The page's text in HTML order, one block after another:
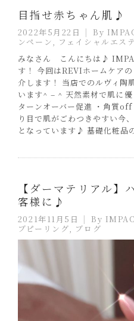
目指せ赤ちゃん肌♪
2022年5月22日 By
ンペーン, フェイシャルエステ
みなさん こんにちは♪
す！ 今回はREVIホームケア
介します！ 当店でのルヴィ陶
います^ – ^ 天然素材で肌に優
ターンオーバー促進 ・角質
り目で肌がごわつきやすい今
となっています♪ 基礎化粧品
【ダーマテリアル】
客様に♪
2021年11月5日 By
ブピーリング, ブログ